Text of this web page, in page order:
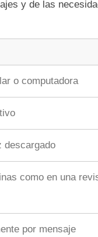
y de las
o computadora
descargado
como en una
por mensaje